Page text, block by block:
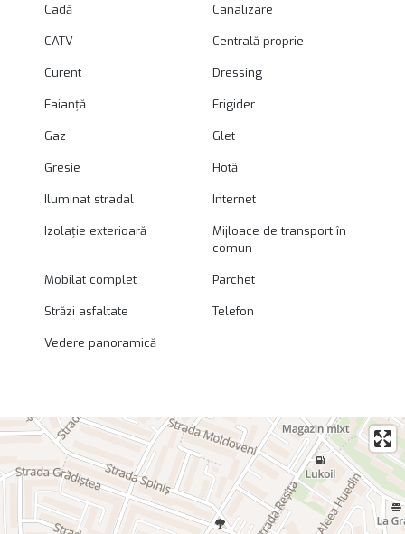
Cadă Canalizare
CATV Centrală proprie
Curent Dressing
Faianță Frigider
Gaz Glet
Gresie Hotă
Iluminat stradal Internet
Izolație exterioară
Mijloace de transport în
comun
Mobilat complet Parchet
Străzi asfaltate Telefon
Vedere panoramică